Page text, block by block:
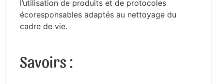
l’utilisation de produits et de protocoles
écoresponsables adaptés au nettoyage du
cadre de vie.
Savoirs :